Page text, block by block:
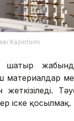
Kazinform
шатыр
іске қосылмақ.